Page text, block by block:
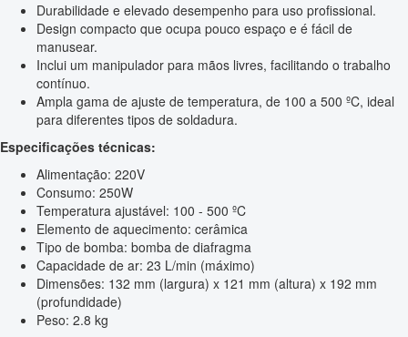
Durabilidade e elevado desempenho para uso profissional.
Design compacto que ocupa pouco espaço e é fácil de
manusear.
Inclui um manipulador para mãos livres, facilitando o trabalho
contínuo.
Ampla gama de ajuste de temperatura, de 100 a 500 ºC, ideal
para diferentes tipos de soldadura.
Especificações técnicas:
Alimentação: 220V
Consumo: 250W
Temperatura ajustável: 100 - 500 ºC
Elemento de aquecimento: cerâmica
Tipo de bomba: bomba de diafragma
Capacidade de ar: 23 L/min (máximo)
Dimensões: 132 mm (largura) x 121 mm (altura) x 192 mm
(profundidade)
Peso: 2.8 kg